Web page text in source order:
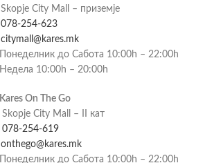
Skopje City Mall – приземје
078-254-623
citymall@kares.mk
Понеделник до Сабота 10:00h – 22:00h
Недела 10:00h – 20:00h
Kares On The Go
Skopje City Mall – II кат
078-254-619
onthego@kares.mk
Понеделник до Сабота 10:00h – 22:00h